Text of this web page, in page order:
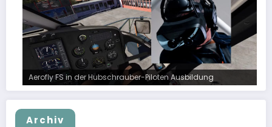
Aerofly FS in der Hubschrauber-Piloten Ausbildung
Archiv